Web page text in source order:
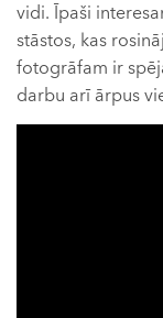
vidi. Īpaši
stāstos, kas
fotogrāfam ir
darbu arī ārpus